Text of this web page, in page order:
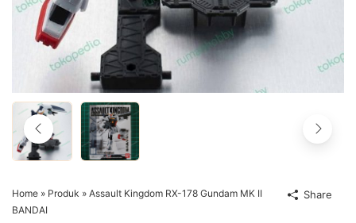
Home » Produk » Assault Kingdom RX-178 Gundam MK II
BANDAI
Share